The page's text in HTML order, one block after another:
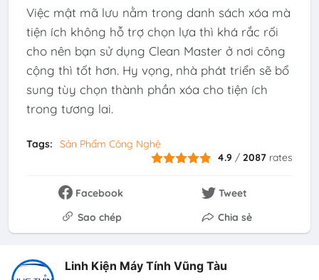
Việc mật mã lưu nằm trong danh sách xóa mà
tiện ích không hỗ trợ chọn lựa thì khá rắc rối
cho nên bạn sử dụng Clean Master ở nơi công
cộng thì tốt hơn. Hy vọng, nhà phát triển sẽ bổ
sung tùy chọn thành phần xóa cho tiện ích
trong tương lai.
Tags:
Sản Phẩm Công Nghệ
4.9 /2087 rates
Facebook
Tweet
Sao chép
Chia sẻ
Linh Kiện Máy Tính Vũng Tàu